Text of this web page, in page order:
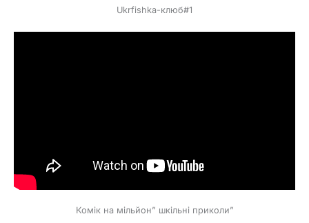
Ukrfishka-клюб#1
Комік на мільйон” шкільні приколи”